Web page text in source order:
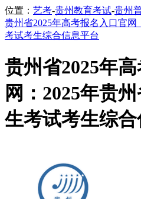
位置： 艺考-贵州教育考试-贵州
贵州省2025年高考报名入口官网
考试考生综合信息平台
贵州省2025年
网：2025年贵
生考试考生综